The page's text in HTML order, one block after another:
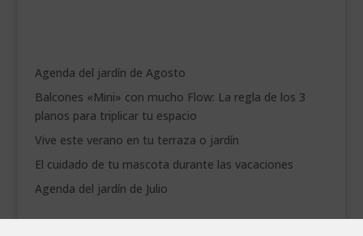
Agenda del jardín de Agosto
Balcones «Mini» con mucho Flow: La regla de los 3
planos para triplicar tu espacio
Vive este verano en tu terraza o jardín
El cuidado de tu mascota durante las vacaciones
Agenda del jardín de Julio